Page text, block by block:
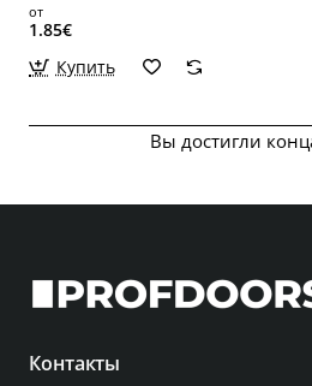
от
1.85€
Купить
Вы достигли
Контакты